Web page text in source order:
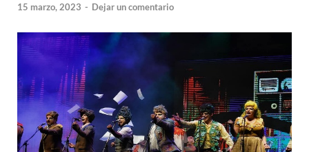
15 marzo, 2023 - Dejar un comentario